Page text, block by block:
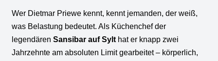
Wer Dietmar Priewe kennt, kennt jemanden, der weiß,
was Belastung bedeutet. Als Küchenchef der
legendären Sansibar auf Sylt hat er knapp zwei
Jahrzehnte am absoluten Limit gearbeitet – körperlich,